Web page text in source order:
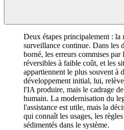
Deux étapes principalement : la
surveillance continue. Dans les
borné, les erreurs commises
réversibles à faible coût, et les
appartiennent le plus souvent à
développement initial, lui,
l'IA produire, mais le cadrage
humain. La modernisation du
l'assistance est utile, mais la
qui connaît les usages, les
sédimentés dans le système.